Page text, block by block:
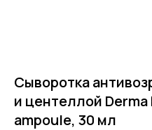
Сыворотка
и центеллой
ampoule, 30 мл